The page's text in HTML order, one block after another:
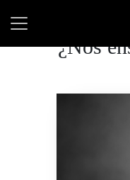
¿Nos